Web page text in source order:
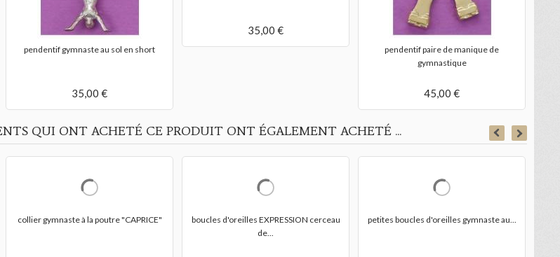
pendentif gymnaste au sol en short
35,00 €
pendentif manique de gymnastique
pendentif paire de manique de
gymnastique
45,00 €
QUI ONT ACHETÉ CE PRODUIT ONT ÉGALEMENT ACHETÉ ...